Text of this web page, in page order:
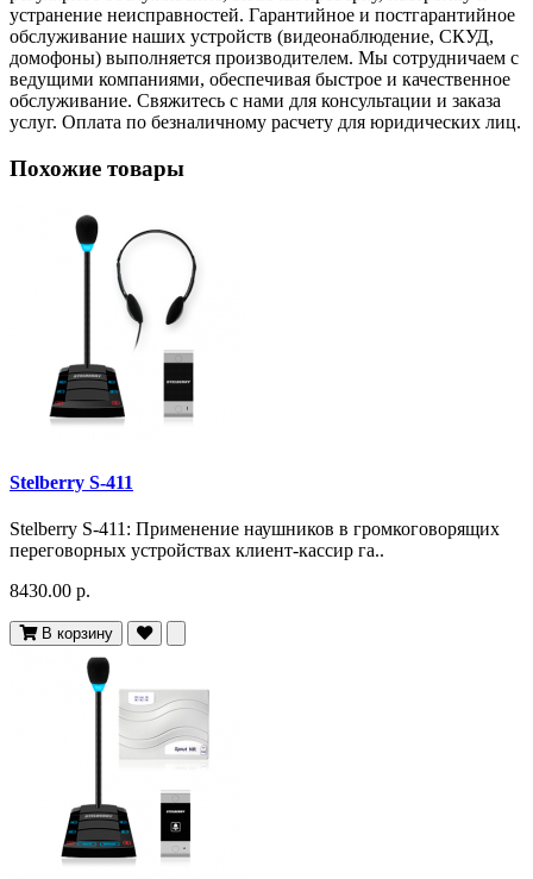
устранение неисправностей. Гарантийное и постгарантийное
обслуживание наших устройств (видеонаблюдение, СКУД,
домофоны) выполняется производителем. Мы сотрудничаем с
ведущими компаниями, обеспечивая быстрое и качественное
обслуживание. Свяжитесь с нами для консультации и заказа
услуг. Оплата по безналичному расчету для юридических лиц.
Похожие товары
Stelberry S-411
Stelberry S-411: Применение наушников в громкоговорящих
переговорных устройствах клиент-кассир га..
8430.00 р.
В корзину